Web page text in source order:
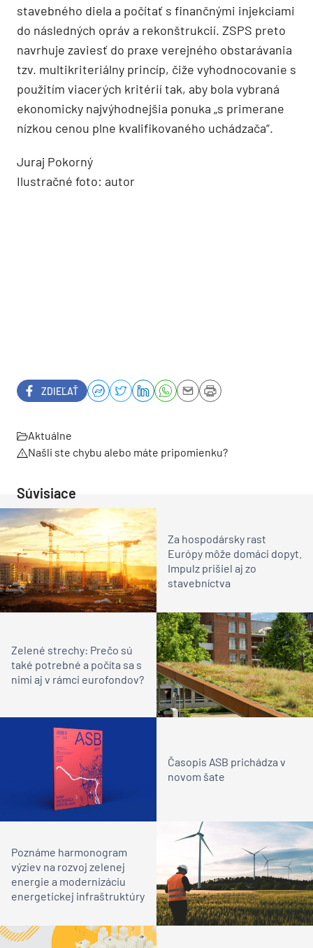
stavebného diela a počítať s finančnými injekciami
do následných opráv a rekonštrukcií. ZSPS preto
navrhuje zaviesť do praxe verejného obstarávania
tzv. multikriteriálny princíp, čiže vyhodnocovanie s
použitím viacerých kritérií tak, aby bola vybraná
ekonomicky najvýhodnejšia ponuka „s primerane
nízkou cenou plne kvalifikovaného uchádzača“.
Juraj Pokorný
Ilustračné foto: autor
ZDIEĽAŤ
Aktuálne
Našli ste chybu alebo máte pripomienku?
Súvisiace
Za hospodársky rast
Európy môže domáci dopyt.
Impulz prišiel aj zo
stavebníctva
Zelené strechy: Prečo sú
také potrebné a počíta sa s
nimi aj v rámci eurofondov?
Časopis ASB prichádza v
novom šate
Poznáme harmonogram
výziev na rozvoj zelenej
energie a modernizáciu
energetickej infraštruktúry